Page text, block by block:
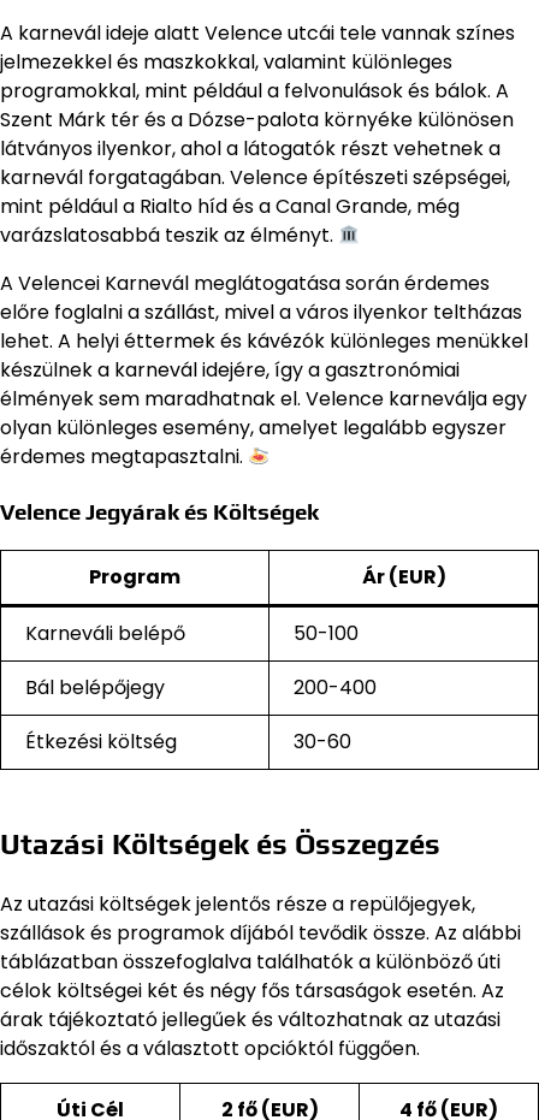
A karnevál ideje alatt Velence utcái tele vannak színes
jelmezekkel és maszkokkal, valamint különleges
programokkal, mint például a felvonulások és bálok. A
Szent Márk tér és a Dózse-palota környéke különösen
látványos ilyenkor, ahol a látogatók részt vehetnek a
karnevál forgatagában. Velence építészeti szépségei,
mint például a Rialto híd és a Canal Grande, még
varázslatosabbá teszik az élményt.
A Velencei Karnevál meglátogatása során érdemes
előre foglalni a szállást, mivel a város ilyenkor teltházas
lehet. A helyi éttermek és kávézók különleges menükkel
készülnek a karnevál idejére, így a gasztronómiai
élmények sem maradhatnak el. Velence karneválja egy
olyan különleges esemény, amelyet legalább egyszer
érdemes megtapasztalni.
Velence Jegyárak és Költségek
Program Ár (EUR)
Karneváli belépő
50-100
Bál belépőjegy
200-400
Étkezési költség
30-60
Utazási Költségek és Összegzés
Az utazási költségek jelentős része a repülőjegyek,
szállások és programok díjából tevődik össze. Az alábbi
táblázatban összefoglalva találhatók a különböző úti
célok költségei két és négy fős társaságok esetén. Az
árak tájékoztató jellegűek és változhatnak az utazási
időszaktól és a választott opcióktól függően.
Úti Cél 2 fő (EUR) 4 fő (EUR)